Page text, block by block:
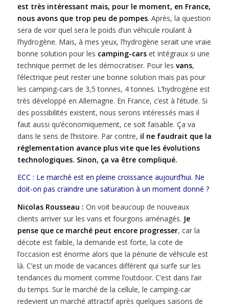
est très intéressant mais, pour le moment, en France,
nous avons que trop peu de pompes. Après, la question
sera de voir quel sera le poids d’un véhicule roulant à
l’hydrogène. Mais, à mes yeux, l’hydrogène serait une vraie
bonne solution pour les camping-carset intégraux si une
technique permet de les démocratiser. Pour les vans,
l’électrique peut rester une bonne solution mais pas pour
les camping-cars de 3,5 tonnes, 4 tonnes. L’hydrogène est
très développé en Allemagne. En France, c’est à l’étude. Si
des possibilités existent, nous serons intéressés mais il
faut aussi qu’économiquement, ce soit faisable. Ça va
dans le sens de l’histoire. Par contre, il ne faudrait que la
réglementation avance plus vite que les évolutions
technologiques. Sinon, ça va être compliqué.
ECC : Le marché est en pleine croissance aujourd’hui. Ne
doit-on pas craindre une saturation à un moment donné ?
Nicolas Rousseau : On voit beaucoup de nouveaux
clients arriver sur les vans et fourgons aménagés. Je
pense que ce marché peut encore progresser, car la
décote est faible, la demande est forte, la cote de
l’occasion est énorme alors que la pénurie de véhicule est
là. C’est un mode de vacances différent qui surfe sur les
tendances du moment comme l’outdoor. C’est dans l’air
du temps. Sur le marché de la cellule, le camping-car
redevient un marché attractif après quelques saisons de